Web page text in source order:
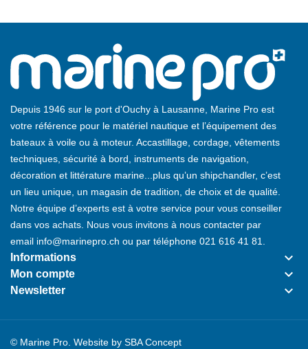
Depuis 1946 sur le port d'Ouchy à Lausanne, Marine Pro est
votre référence pour le matériel nautique et l’équipement des
bateaux à voile ou à moteur. Accastillage, cordage, vêtements
techniques, sécurité à bord, instruments de navigation,
décoration et littérature marine...plus qu’un shipchandler, c’est
un lieu unique, un magasin de tradition, de choix et de qualité.
Notre équipe d’experts est à votre service pour vous conseiller
dans vos achats. Nous vous invitons à nous contacter par
email info@marinepro.ch ou par téléphone 021 616 41 81
Informations keyboard_arrow_down
Mon compte keyboard_arrow_down
Newsletter keyboard_arrow_down
© Marine Pro. Website by SBA Concept